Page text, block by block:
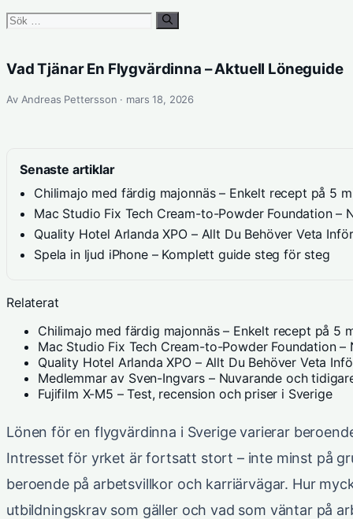
Sök
Vad Tjänar En Flygvärdinna – Aktuell Löneguide
Av Andreas Pettersson · mars 18, 2026
Senaste artiklar
Chilimajo med färdig majonnäs – Enkelt recept på 5
Mac Studio Fix Tech Cream-to-Powder Foundation –
Quality Hotel Arlanda XPO – Allt Du Behöver Veta
Spela in ljud iPhone – Komplett guide steg för steg
Relaterat
Chilimajo med färdig majonnäs – Enkelt recept på 5
Mac Studio Fix Tech Cream-to-Powder Foundation
Quality Hotel Arlanda XPO – Allt Du Behöver Veta
Medlemmar av Sven-Ingvars – Nuvarande och
Fujifilm X-M5 – Test, recension och priser i Sverige
Lönen för en flygvärdinna i Sverige varierar
Intresset för yrket är fortsatt stort – inte minst på
beroende på arbetsvillkor och karriärvägar. Hur
utbildningskrav som gäller och vad som väntar på